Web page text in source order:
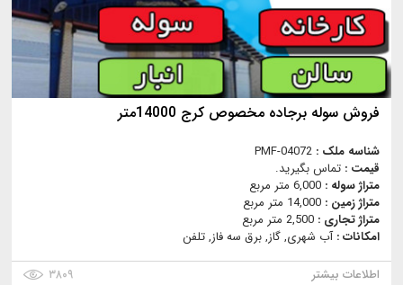
فروش سوله برجاده مخصوص کرج 14000متر
شناسه ملک : PMF-04072
قیمت : تماس بگیرید.
متراژ سوله : 6,000 متر مربع
متراژ زمین : 14,000 متر مربع
متراژ تجاری : 2,500 متر مربع
امکانات :آب شهری, گاز, برق سه فاز, تلفن
اطلاعات بیشتر
۳۸۰۹